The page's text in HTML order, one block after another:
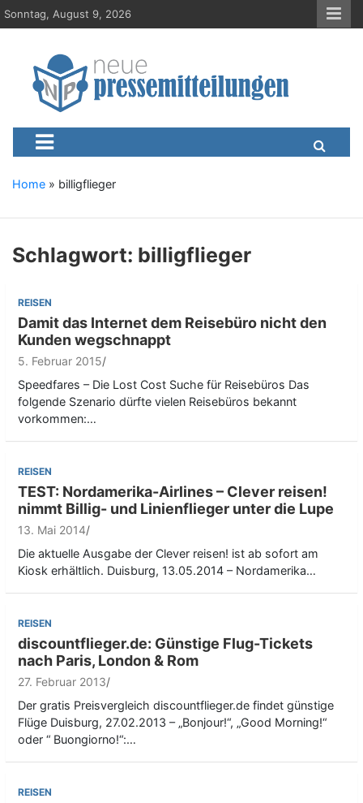
S
k
Sonntag, August 9, 2026
Neue-
Presseportal, Nachrichten, News, Meldungen, Wirtschaft
Home » billigflieger
Schlagwort: billigflieger
REISEN
Damit das Internet dem Reisebüro nicht den
Kunden wegschnappt
5. Februar 2015
Speedfares – Die Lost Cost Suche für Reisebüros Das
folgende Szenario dürfte vielen Reisebüros bekannt
vorkommen:…
REISEN
TEST: Nordamerika-Airlines – Clever reisen!
nimmt Billig- und Linienflieger unter die Lupe
13. Mai 2014
Die aktuelle Ausgabe der Clever reisen! ist ab sofort am
Kiosk erhältlich. Duisburg, 13.05.2014 – Nordamerika…
REISEN
discountflieger.de: Günstige Flug-Tickets
nach Paris, London & Rom
27. Februar 2013
Der gratis Preisvergleich discountflieger.de findet günstige
Flüge Duisburg, 27.02.2013 – „Bonjour!“, „Good Morning!“
oder “ Buongiorno!“:…
REISEN